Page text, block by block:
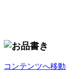
コンテンツへ移動